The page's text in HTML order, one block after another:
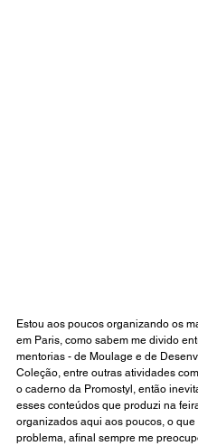
Estou aos poucos organizando os
em Paris, como sabem me divido
mentorias - de Moulage e de
Coleção, entre outras atividades
o caderno da Promostyl, então
esses conteúdos que produzi na
organizados aqui aos poucos, o que
problema, afinal sempre me